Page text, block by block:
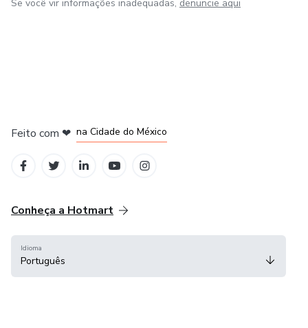
Se você vir informações inadequadas, denuncie aqui
Feito com ❤ na Cidade do México
Conheça a Hotmart
Idioma
Português